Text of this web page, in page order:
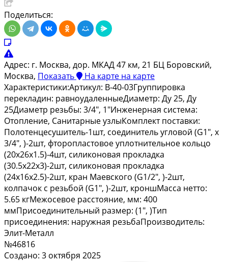
Поделиться:
Адрес: г. Москва, дор. МКАД 47 км, 21 БЦ Боровский,
Москва, Показать На карте на карте
Характеристики:Артикул: В-40-03Группировка
перекладин: равноудаленныеДиаметр: Ду 25, Ду
25Диаметр резьбы: 3/4", 1"Инженерная система:
Отопление, Санитарные узлыКомплект поставки:
Полотенцесушитель-1шт, соединитель угловой (G1", х
3/4", )-2шт, фторопластовое уплотнительное кольцо
(20х26х1.5)-4шт, силиконовая прокладка
(30.5х22х3)-2шт, силиконовая прокладка
(24х16х2.5)-2шт, кран Маевского (G1/2", )-2шт,
колпачок с резьбой (G1", )-2шт, кроншМасса нетто:
5.65 кгМежосевое расстояние, мм: 400
ммПрисоединительный размер: (1", )Тип
присоединения: наружная резьбаПроизводитель:
Элит-Металл
№46816
Создано: 3 октября 2025